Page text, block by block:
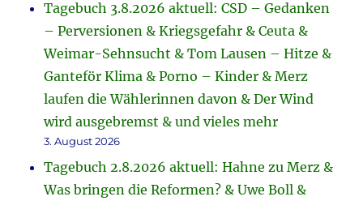
Tagebuch 3.8.2026 aktuell: CSD – Gedanken
– Perversionen & Kriegsgefahr & Ceuta &
Weimar-Sehnsucht & Tom Lausen – Hitze &
Ganteför Klima & Porno – Kinder & Merz
laufen die Wählerinnen davon & Der Wind
wird ausgebremst & und vieles mehr
3. August 2026
Tagebuch 2.8.2026 aktuell: Hahne zu Merz &
Was bringen die Reformen? & Uwe Boll &